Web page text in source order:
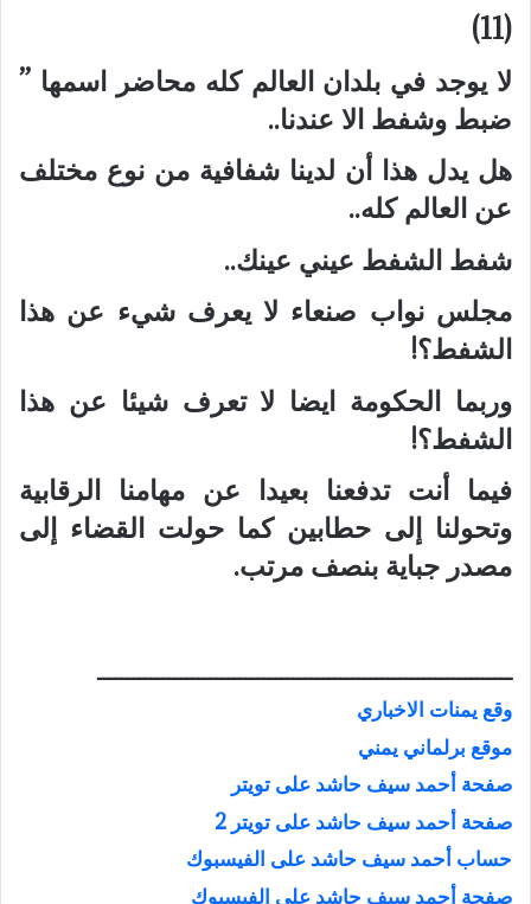
(11)
لا يوجد في بلدان العالم كله محاضر اسمها ”
ضبط وشفط الا عندنا..
هل يدل هذا أن لدينا شفافية من نوع مختلف
عن العالم كله..
شفط الشفط عيني عينك..
مجلس نواب صنعاء لا يعرف شيء عن هذا
الشفط؟!
وربما الحكومة ايضا لا تعرف شيئا عن هذا
الشفط؟!
فيما أنت تدفعنا بعيدا عن مهامنا الرقابية
وتحولنا إلى حطابين كما حولت القضاء إلى
مصدر جباية بنصف مرتب.
ــــــــــــــــــــــــــــــــــــــــــــــــــــــــــــــــــــــ
وقع يمنات الاخباري
موقع برلماني يمني
صفحة أحمد سيف حاشد على تويتر
صفحة أحمد سيف حاشد على تويتر 2
حساب أحمد سيف حاشد على الفيسبوك
صفحة أحمد سيف حاشد على الفيسبوك